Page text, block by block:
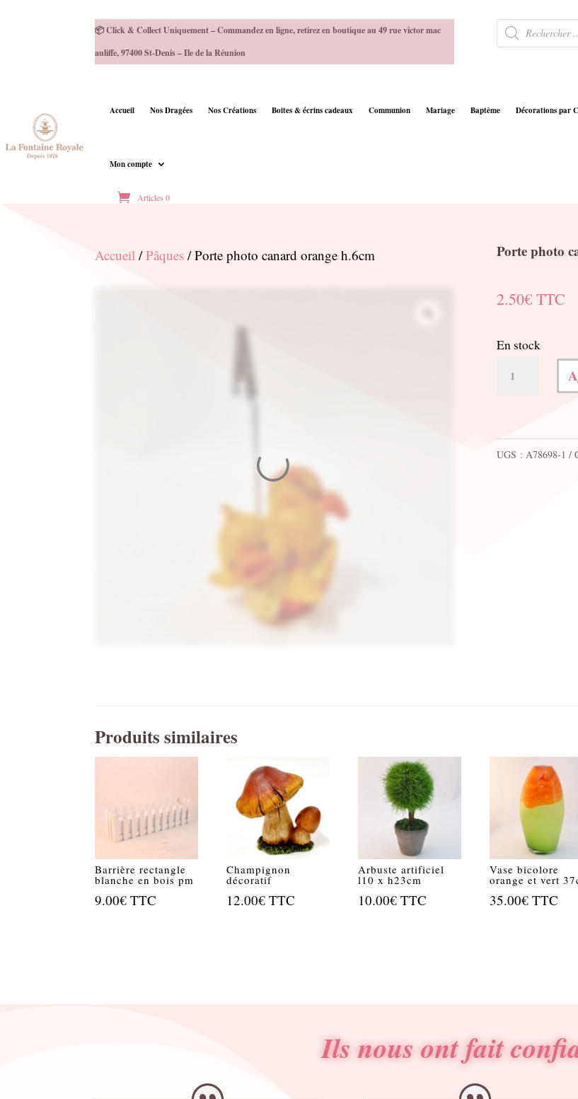
📦 Click & Collect Uniquement – Commandez en ligne, retirez en boutique au 49 rue victor mac
auliffe, 97400 St-Denis – Ile de la Réunion
Recherche
de
produits
Accueil Nos Dragées Nos Créations Boites & écrins cadeaux Communion Mariage Baptême Décorations par
Mon compte
Articles 0
Accueil /Pâques / Porte photo canard orange h.6cm Porte photo
2.50€ TTC
En stock
photo
canard
UGS : A78698-1
Produits similaires
Barrière rectangle
blanche en bois pm
9.00€ TTC
Champignon
décoratif
12.00€ TTC
Arbuste artificiel
l10 x h23cm
10.00€ TTC
Vase bicolore
orange et vert
35.00€ TTC
Ils nous ont fait